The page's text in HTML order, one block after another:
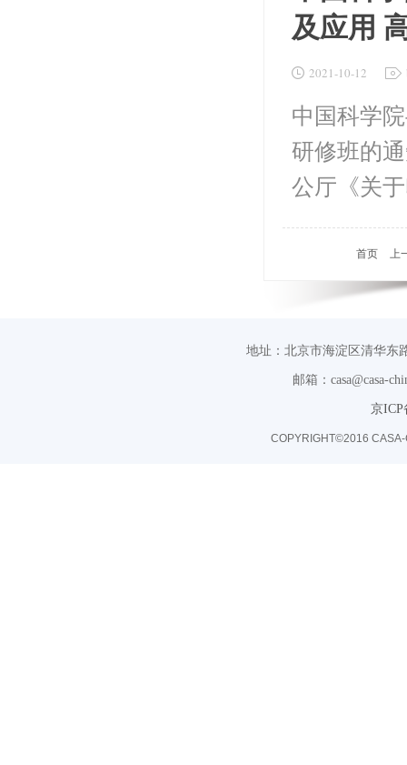
及应用
2021-10-12
中国科学
研修班的
公厅《关
首页 上
地址：北京市海淀区清华东
邮箱：casa@casa-
京ICP
COPYRIGHT©2016